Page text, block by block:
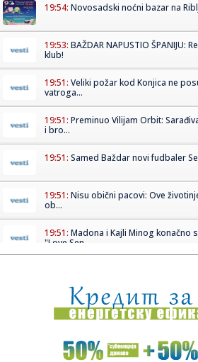
19:54: Novosadski noćni bazar na
19:53: BAŽDAR NAPUSTIO ŠPANIJU:
klub!
19:51: Veliki požar kod Konjica ne
vatroga...
19:51: Preminuo Vilijam Orbit:
i bro...
19:51: Samed Baždar novi fudbaler
19:51: Nisu obični pacovi: Ove
ob...
19:51: Madona i Kajli Minog konačno
"Love Sen...
19:51:Odmor u Beogradu završio
Amerike "zar...
19:51:Volkswagen sprema zaokret,
u Americ...